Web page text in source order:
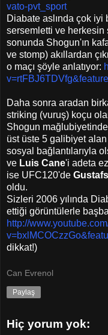
vato-pvt_sport
Diabate aslında çok iyi
sersemletti ve herkesin
sonunda Shogun'ın
ve stomp) akıllardan
o maçı şöyle anlatıyor:
Daha sonra aradan
striking (vuruş) koçu
Shogun
üst üste 5 galibiyet
sosyal bağlantılarıyla
ve Luis Cane'i adeta
ise UFC120'de
oldu.
Sizleri 2006 yılında
ettiği görüntülerle
http://
dikkat!)
Can Evrenol
Paylaş
Hiç yorum yok: